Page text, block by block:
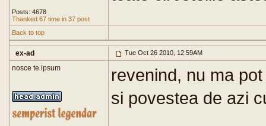
Posts: 4678
Thanked 67 time in 37 post
Back to top
ex-ad Tue Oct 26 2010, 12:59AM
nosce te ipsum
revenind, nu ma
si povestea de azi